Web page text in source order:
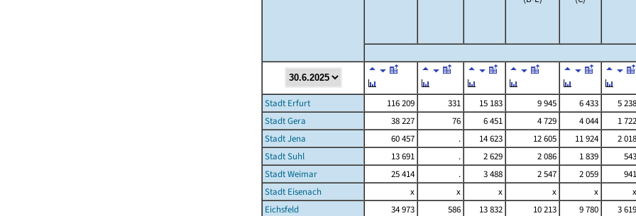
Stadt Erfurt 116 209 331 15 183 9 945 6 433 5 238
Stadt Gera
38 227 76 6 451 4 729 4 044 1 722
Stadt Jena
60 457 . 14 623 12 605 11 924 2 018
Stadt Suhl
13 691 . 2 629 2 086 1 839 543
Stadt Weimar
25 414 . 3 488 2 547 2 059 941
Stadt Eisenach
x x x x x x
Eichsfeld
34 973 586 13 832 10 213 9 780 3 619